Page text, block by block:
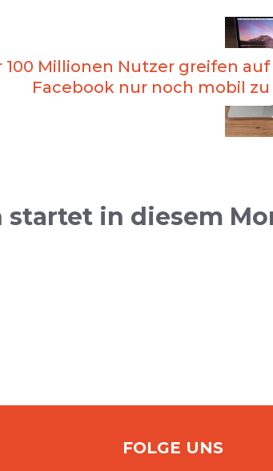
100 Millionen Nutzer greifen auf
Facebook nur noch mobil zu
in diesem
FOLGE UNS